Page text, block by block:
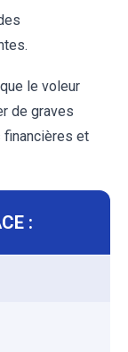
le voleur
de graves
et
: